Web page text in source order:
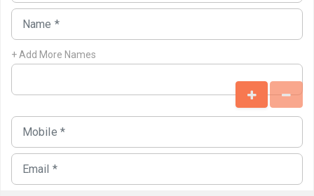
+ Add More Names